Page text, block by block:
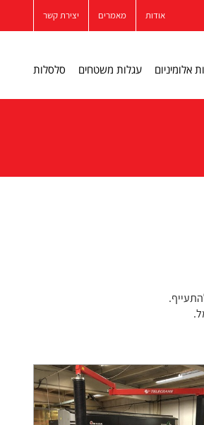
אודות מאמרים יצירת קשר
אלומיניום עגלות משטחים סלסלות